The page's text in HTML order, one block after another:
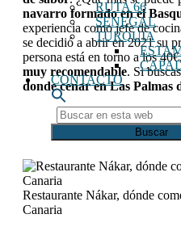
RUTA 66
SENEGAL
TURQUIA
CONTACTO
Buscar
en
esta
navarro formado en el
experiencia como jefe de
se decidió a abrir en 2021 su
persona está en torno a los
muy recomendable. Si
donde cenar en Las Palmas
Teléfono
Restaurante Nákar, dónde
Canaria